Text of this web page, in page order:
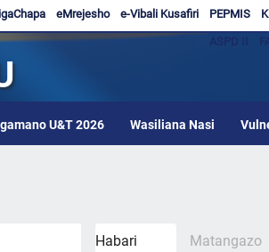
PEPMIS
e-Vibali Kusafiri
eMrejesho
U&T 2026 Wasiliana Nasi
Habari
Matangazo